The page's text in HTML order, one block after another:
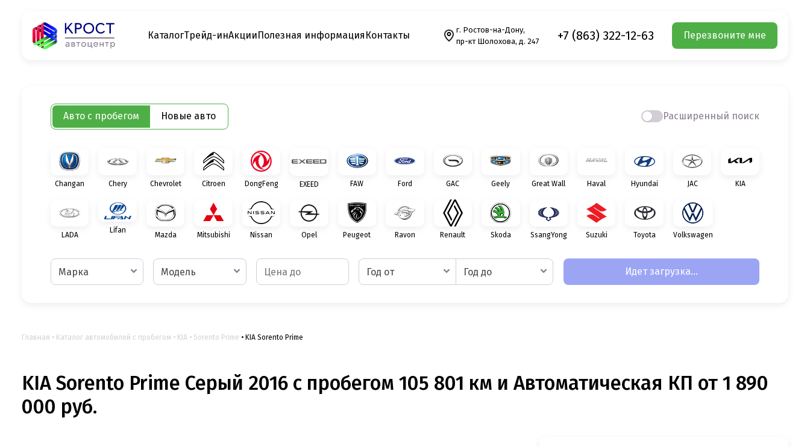
КаталогТрейд-инАкцииПолезная информация Контакты
г. Ростов-на-Дону,
пр-кт Шолохова, д. 247
+7 (863) 322-12-63 Перезвоните мне
Авто с пробегом Новые авто Расширенный поиск
Changan Chery Chevrolet Citroen DongFeng EXEED FAW Ford GAC Geely Great Wall Haval Hyundai JAC KIA
LADA
Lifan
Mazda Mitsubishi Nissan Opel Peugeot Ravon Renault Skoda SsangYong Suzuki Toyota Volkswagen
Марка Модель Год от Год до Идет загрузка...
Главная Каталог автомобилей с пробегом KIA Sorento Prime KIA Sorento Prime
KIA Sorento Prime Серый 2016 с пробегом 105 801 км и Автоматическая КП от 1 890
000 руб.